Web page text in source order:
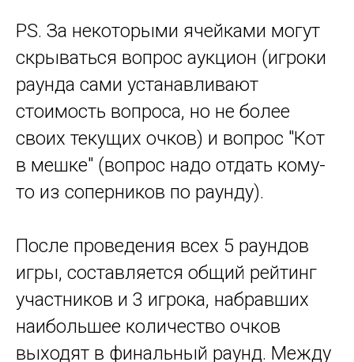
PS. За некоторыми ячейками могут
скрываться вопрос аукцион (игроки
раунда сами устанавливают
стоимость вопроса, но не более
своих текущих очков) и вопрос "Кот
в мешке" (вопрос надо отдать кому-
то из соперников по раунду).
После проведения всех 5 раундов
игры, составляется общий рейтинг
участников и 3 игрока, набравших
наибольшее количество очков
выходят в финальный раунд. Между